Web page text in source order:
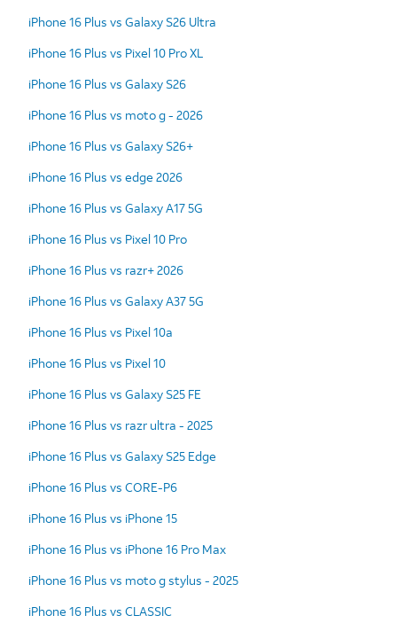
iPhone 16 Plus vs Galaxy S26 Ultra
iPhone 16 Plus vs Pixel 10 Pro XL
iPhone 16 Plus vs Galaxy S26
iPhone 16 Plus vs moto g - 2026
iPhone 16 Plus vs Galaxy S26+
iPhone 16 Plus vs edge 2026
iPhone 16 Plus vs Galaxy A17 5G
iPhone 16 Plus vs Pixel 10 Pro
iPhone 16 Plus vs razr+ 2026
iPhone 16 Plus vs Galaxy A37 5G
iPhone 16 Plus vs Pixel 10a
iPhone 16 Plus vs Pixel 10
iPhone 16 Plus vs Galaxy S25 FE
iPhone 16 Plus vs razr ultra - 2025
iPhone 16 Plus vs Galaxy S25 Edge
iPhone 16 Plus vs CORE-P6
iPhone 16 Plus vs iPhone 15
iPhone 16 Plus vs iPhone 16 Pro Max
iPhone 16 Plus vs moto g stylus - 2025
iPhone 16 Plus vs CLASSIC